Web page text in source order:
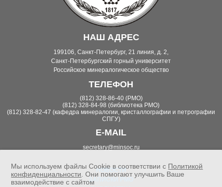
НАШ АДРЕС
199106, Санкт-Петербург, 21 линия, д. 2,
Санкт-Петербургский горный университет
Российское минералогическое общество
ТЕЛЕФОН
(812) 328-86-40 (РМО)
(812) 328-84-98 (библиотека РМО)
(812) 328-82-47 (кафедра минералогии, кристаллографии и петрографии
СПГУ)
E-MAIL
secretary@minsoc.ru
НОВОСТИ
ЗАПИСКИ РМО
Мы используем файлы Cookie в соответствии с Политикой
конфиденциальности . Они помогают улучшить Ваше
взаимодействие с сайтом